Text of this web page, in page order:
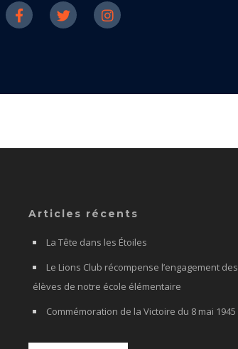
Articles récents
La Tête dans les Étoiles
Le Lions Club récompense l’engagement des
élèves de notre école élémentaire
Commémoration de la Victoire du 8 mai 1945